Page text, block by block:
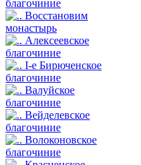
благочиние
Восстановим
монастырь
Алексеевское
благочиние
I-е Бирюченское
благочиние
Валуйское
благочиние
Вейделевское
благочиние
Волоконовское
благочиние